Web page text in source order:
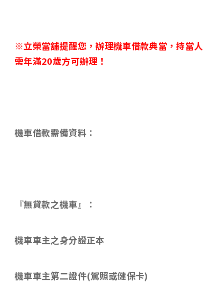
※立榮當舖提醒您，辦理機車借款典當，持當人
需年滿20歲方可辦理！
機車借款需備資料 ：
『無貸款之機車』：
機車車主之身分證正本
機車車主第二證件(駕照或健保卡)